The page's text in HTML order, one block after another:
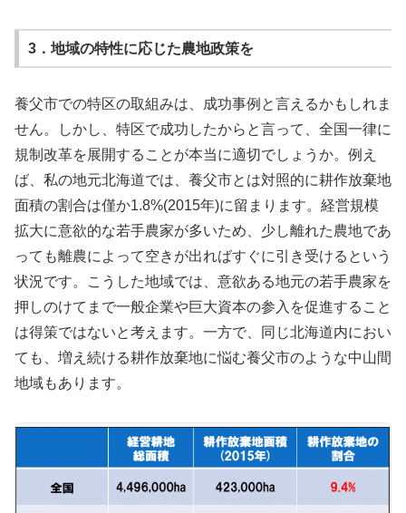
3．地域の特性に応じた農地政策を
養父市での特区の取組みは、成功事例と言えるかもしれま
せん。しかし、特区で成功したからと言って、全国一律に
規制改革を展開することが本当に適切でしょうか。例え
ば、私の地元北海道では、養父市とは対照的に耕作放棄地
面積の割合は僅か1.8%(2015年)に留まります。経営規模
拡大に意欲的な若手農家が多いため、少し離れた農地であ
っても離農によって空きが出ればすぐに引き受けるという
状況です。こうした地域では、意欲ある地元の若手農家を
押しのけてまで一般企業や巨大資本の参入を促進すること
は得策ではないと考えます。一方で、同じ北海道内におい
ても、増え続ける耕作放棄地に悩む養父市のような中山間
地域もあります。